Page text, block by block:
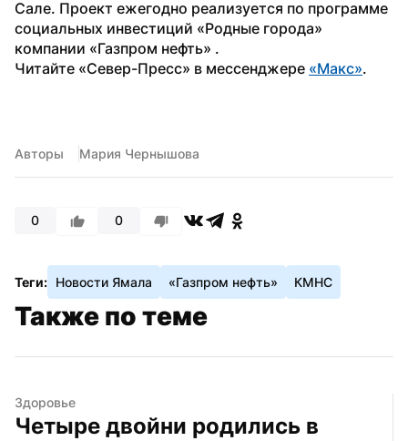
Сале. Проект ежегодно реализуется по программе
социальных инвестиций «Родные города»
компании «Газпром нефть» .
Читайте «Север-Пресс» в мессенджере «Макс».
Авторы Мария Чернышова
0 0
Теги: Новости Ямала «Газпром нефть» КМНС
Также по теме
Здоровье
Четыре двойни родились в